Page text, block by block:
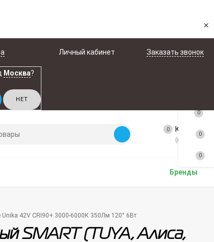
×
Москва?
Личный кабинет Заказать звонок
0 Корзина
(пусто)
Бренды
42V CRI90+ 3000-6000К 350Лм 120° 6Вт
SMART (TUYA, Алиса,
0
0
0